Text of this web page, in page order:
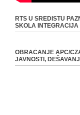
RTS U SREDISTU
SKOLA INTEGRACIJA
OBRAĆANJE APC/
JAVNOSTI,